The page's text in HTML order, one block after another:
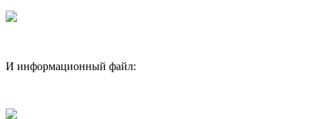
И информационный файл: